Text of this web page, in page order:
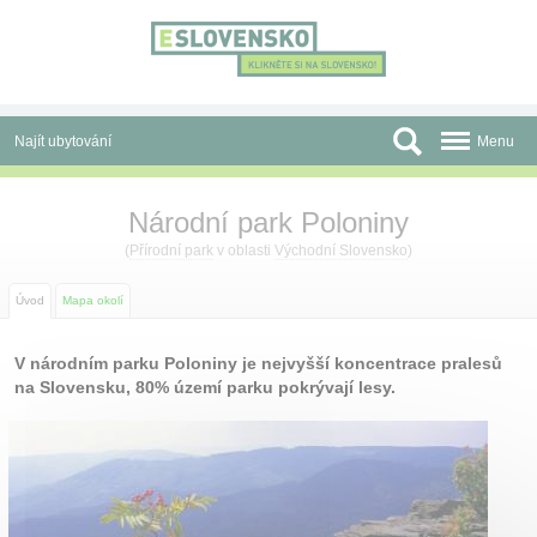
Najít ubytování
Slevy a Last Minute
Autobusové zájezdy
Před cestou
Menu
Národní park Poloniny
( Přírodní park v oblasti Východní Slovensko)
Úvod Mapa okolí
V národním parku Poloniny je nejvyšší koncentrace pralesů
na Slovensku, 80% území parku pokrývají lesy.